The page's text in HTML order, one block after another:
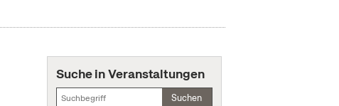
Suche in Veranstaltungen
Suchen